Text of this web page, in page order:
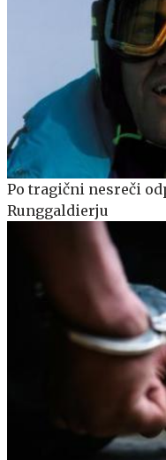
Po tragični nesreči
Runggaldierju